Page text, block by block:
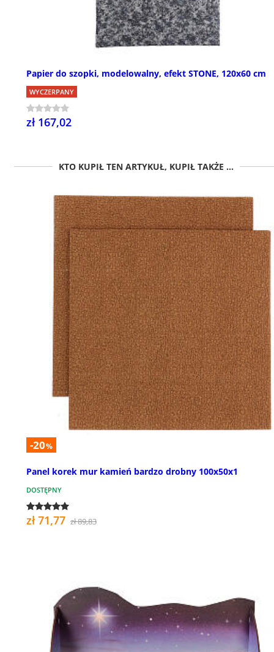
Papier do szopki, modelowalny, efekt STONE, 120x60 cm
WYCZERPANY
zł 167,02
KTO KUPIŁ TEN ARTYKUŁ, KUPIŁ TAKŻE ...
-20%
Panel korek mur kamień bardzo drobny 100x50x1
DOSTĘPNY
zł 71,77 zł 89,83